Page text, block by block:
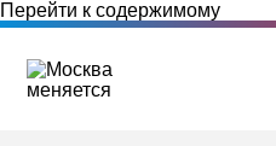
Перейти к содержимому